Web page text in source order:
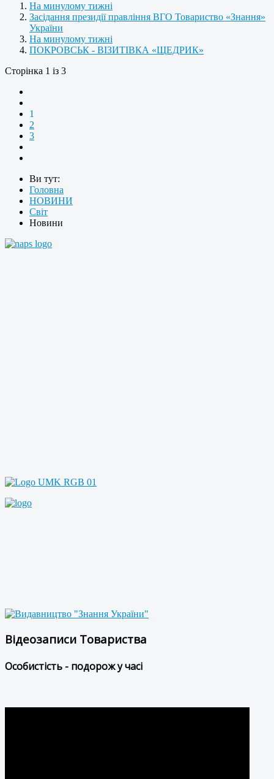
На минулому тижні
Засідання президії правління ВГО Товариство «Знання»
України
На минулому тижні
ПОКРОВСЬК - ВІЗИТІВКА «ЩЕДРИК»
Сторінка 1 із 3
1
2
3
Ви тут:
Головна
НОВИНИ
Світ
Новини
Відеозаписи Товариства
Особистість - подорож у часі